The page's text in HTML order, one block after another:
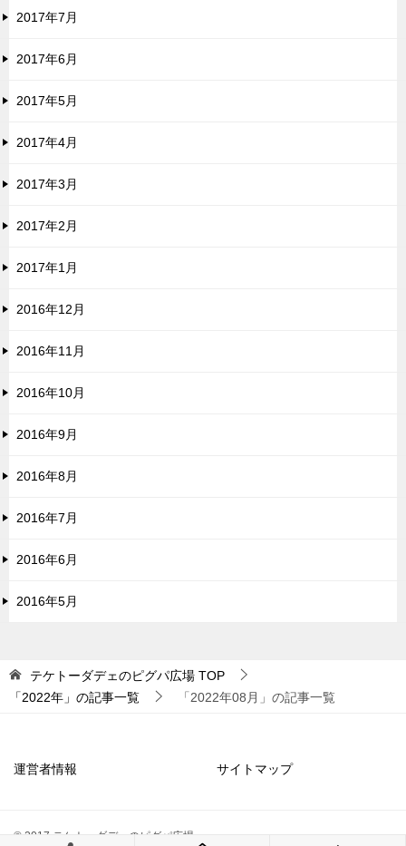
2017年7月
2017年6月
2017年5月
2017年4月
2017年3月
2017年2月
2017年1月
2016年12月
2016年11月
2016年10月
2016年9月
2016年8月
2016年7月
2016年6月
2016年5月
テケトーダデェのピグパ広場 TOP
「2022年」の記事一覧
「2022年08月」の記事一覧
運営者情報 サイトマップ
© 2017 テケトーダデェのピグパ広場